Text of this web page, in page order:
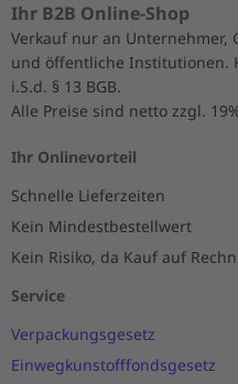
Ihr B2B Online-Shop
Verkauf nur an Unternehmer,
und öffentliche Institutionen.
i.S.d. § 13 BGB.
Alle Preise sind netto zzgl.
Ihr Onlinevorteil
Schnelle Lieferzeiten
Kein Mindestbestellwert
Kein Risiko, da Kauf auf
Service
Verpackungsgesetz
Einwegkunstofffondsgesetz